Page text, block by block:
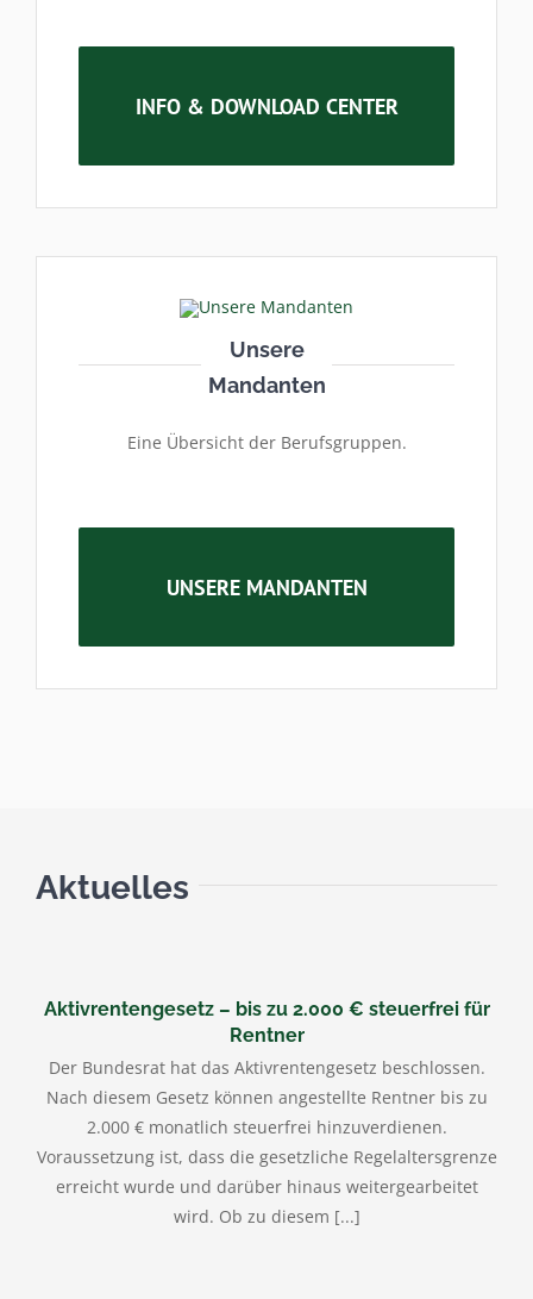
INFO & DOWNLOAD CENTER
Unsere
Mandanten
Eine Übersicht der Berufsgruppen.
UNSERE MANDANTEN
Aktuelles
Aktivrentengesetz – bis zu 2.000 € steuerfrei für
Rentner
Der Bundesrat hat das Aktivrentengesetz beschlossen.
Nach diesem Gesetz können angestellte Rentner bis zu
2.000 € monatlich steuerfrei hinzuverdienen.
Voraussetzung ist, dass die gesetzliche Regelaltersgrenze
erreicht wurde und darüber hinaus weitergearbeitet
wird. Ob zu diesem [...]